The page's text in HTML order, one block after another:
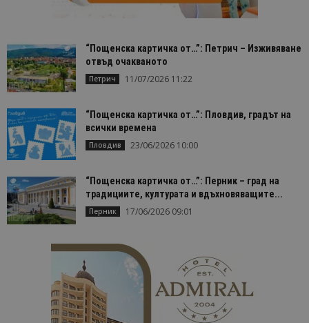
“Пощенска картичка от…”: Петрич – Изживяване
отвъд очакваното
Петрич 11/07/2026 11:22
“Пощенска картичка от…”: Пловдив, градът на
всички времена
Пловдив 23/06/2026 10:00
“Пощенска картичка от…”: Перник – град на
традициите, културата и вдъхновяващите...
Перник 17/06/2026 09:01